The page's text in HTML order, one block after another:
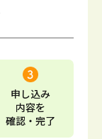
申し込み
内容を
確認・完了